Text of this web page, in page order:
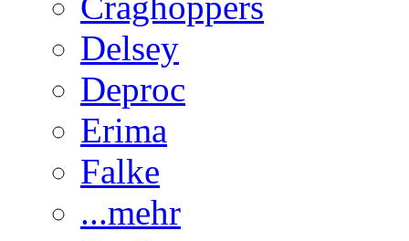
Delsey
Deproc
Erima
Falke
...mehr